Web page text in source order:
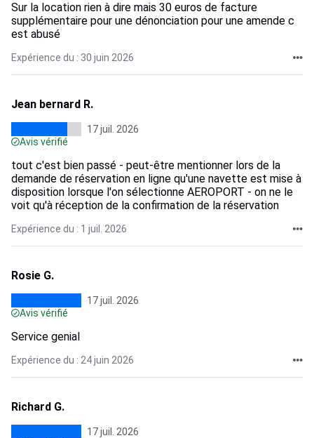
Sur la location rien à dire mais 30 euros de facture
supplémentaire pour une dénonciation pour une amende c
est abusé
Expérience du : 30 juin 2026
Jean bernard R.
17 juil. 2026
Avis vérifié
tout c'est bien passé - peut-être mentionner lors de la
demande de réservation en ligne qu'une navette est mise à
disposition lorsque l'on sélectionne AEROPORT - on ne le
voit qu'à réception de la confirmation de la réservation
Expérience du : 1 juil. 2026
Rosie G.
17 juil. 2026
Avis vérifié
Service genial
Expérience du : 24 juin 2026
Richard G.
17 juil. 2026